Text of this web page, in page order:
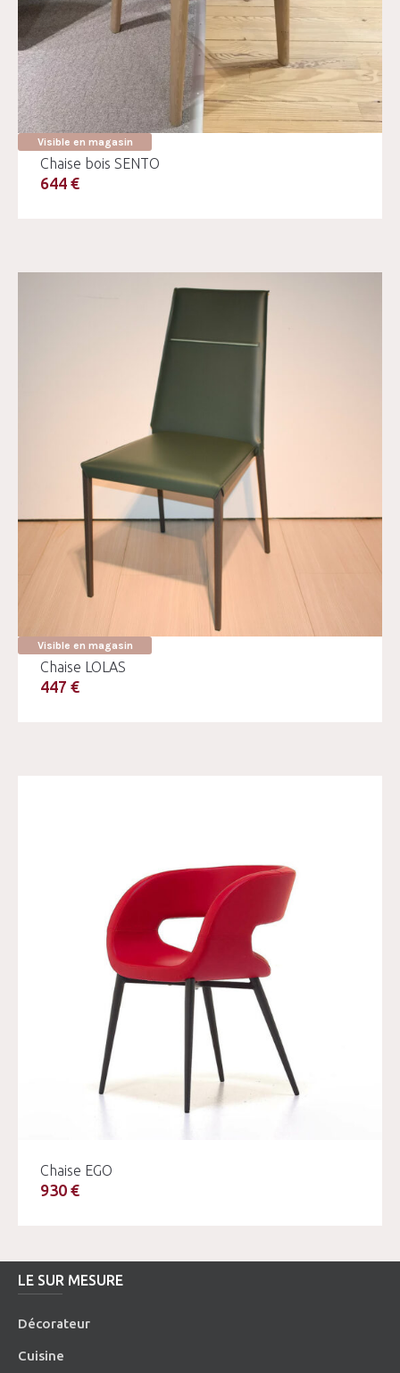
Visible en magasin
Chaise bois SENTO
644 €
Visible en magasin
Chaise LOLAS
447 €
Chaise EGO
930 €
LE SUR MESURE
Décorateur
Cuisine